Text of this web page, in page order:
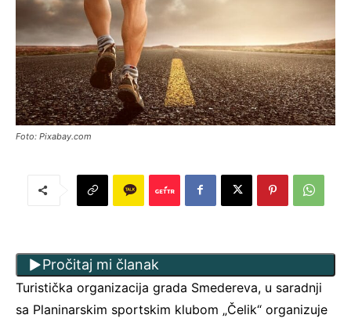
Foto: Pixabay.com
Pročitaj mi članak
Turistička organizacija grada Smedereva, u saradnji
sa Planinarskim sportskim klubom „Čelik“ organizuje